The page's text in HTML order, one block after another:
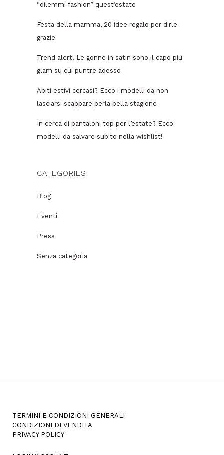
“dilemmi fashion” quest’estate
Festa della mamma, 20 idee regalo per dirle
grazie
Trend alert! Le gonne in satin sono il capo più
glam su cui puntre adesso
Abiti estivi cercasi? Ecco i modelli da non
lasciarsi scappare perla bella stagione
In cerca di pantaloni top per l’estate? Ecco
modelli da salvare subito nella wishlist!
CATEGORIES
Blog
Eventi
Press
Senza categoria
TERMINI E CONDIZIONI GENERALI
CONDIZIONI DI VENDITA
PRIVACY POLICY